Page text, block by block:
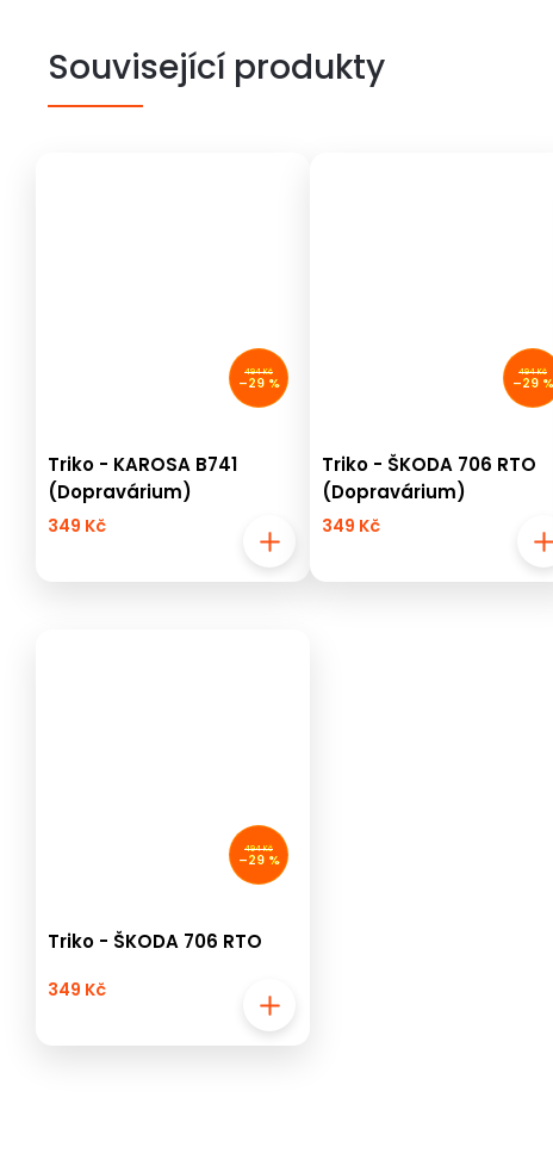
Související produkty
494 Kč
–29 %
Triko - KAROSA B741
(Dopravárium)
349 Kč
494 Kč
–29 %
Triko - ŠKODA 706 RTO
(Dopravárium)
349 Kč
494 Kč
–29 %
Triko - ŠKODA 706 RTO
349 Kč